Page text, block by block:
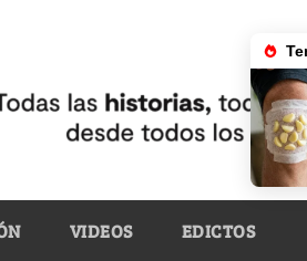
VIDEOS EDICTOS